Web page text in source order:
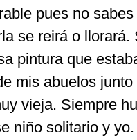
pues no
se reirá o llorará.
pintura que
mis abuelos
vieja. Siempre
niño solitario y